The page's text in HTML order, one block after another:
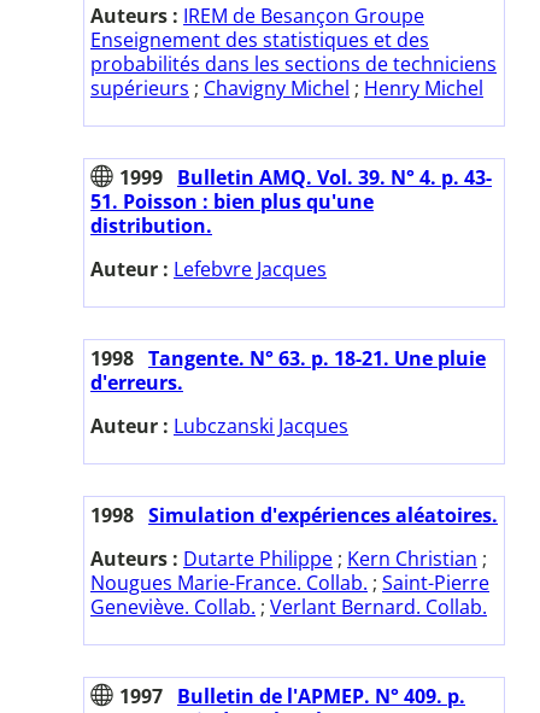
Auteurs : IREM de Besançon Groupe
Enseignement des statistiques et des
probabilités dans les sections de techniciens
supérieurs ; Chavigny Michel ; Henry Michel
1999 Bulletin AMQ. Vol. 39. N° 4. p. 43-
51. Poisson : bien plus qu'une
distribution.
Auteur : Lefebvre Jacques
1998 Tangente. N° 63. p. 18-21. Une pluie
d'erreurs.
Auteur : Lubczanski Jacques
1998 Simulation d'expériences aléatoires.
Auteurs : Dutarte Philippe ; Kern Christian ;
Nougues Marie-France. Collab. ; Saint-Pierre
Geneviève. Collab. ; Verlant Bernard. Collab.
1997 Bulletin de l'APMEP. N° 409. p.